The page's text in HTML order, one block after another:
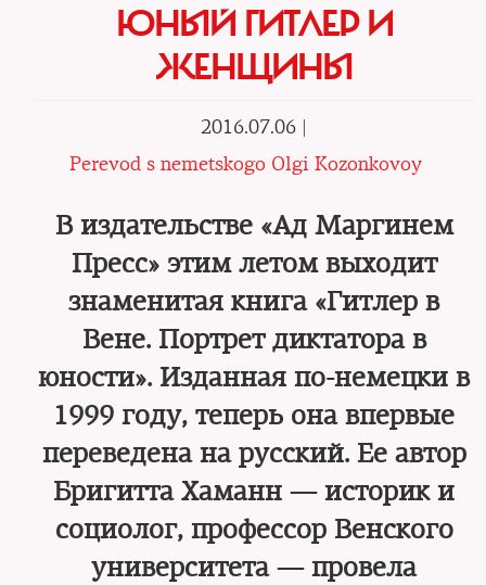
ЮНЫЙ ГИТЛЕР И
ЖЕНЩИНЫ
2016.07.06 |
Perevod s nemetskogo Olgi Kozonkovoy
В издательстве «Ад Маргинем
Пресс» этим летом выходит
знаменитая книга «Гитлер в
Вене. Портрет диктатора в
юности». Изданная по-немецки в
1999 году, теперь она впервые
переведена на русский. Ее автор
Бригитта Хаманн — историк и
социолог, профессор Венского
университета — провела